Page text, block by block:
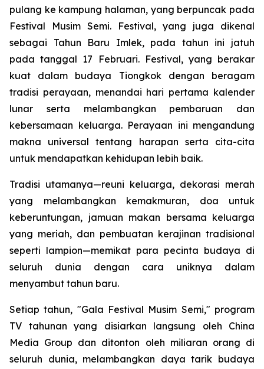
pulang ke kampung halaman, yang berpuncak pada
Festival Musim Semi. Festival, yang juga dikenal
sebagai Tahun Baru Imlek, pada tahun ini jatuh
pada tanggal 17 Februari. Festival, yang berakar
kuat dalam budaya Tiongkok dengan beragam
tradisi perayaan, menandai hari pertama kalender
lunar serta melambangkan pembaruan dan
kebersamaan keluarga. Perayaan ini mengandung
makna universal tentang harapan serta cita-cita
untuk mendapatkan kehidupan lebih baik.
Tradisi utamanya—reuni keluarga, dekorasi merah
yang melambangkan kemakmuran, doa untuk
keberuntungan, jamuan makan bersama keluarga
yang meriah, dan pembuatan kerajinan tradisional
seperti lampion—memikat para pecinta budaya di
seluruh dunia dengan cara uniknya dalam
menyambut tahun baru.
Setiap tahun, "Gala Festival Musim Semi," program
TV tahunan yang disiarkan langsung oleh China
Media Group dan ditonton oleh miliaran orang di
seluruh dunia, melambangkan daya tarik budaya